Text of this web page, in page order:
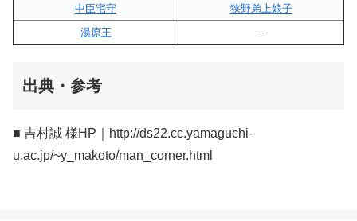
中臣宅守
狭野弟上娘子
湯原王
–
出典・参考
■ 吉村誠 様HP｜http://ds22.cc.yamaguchi-
u.ac.jp/~y_makoto/man_corner.html